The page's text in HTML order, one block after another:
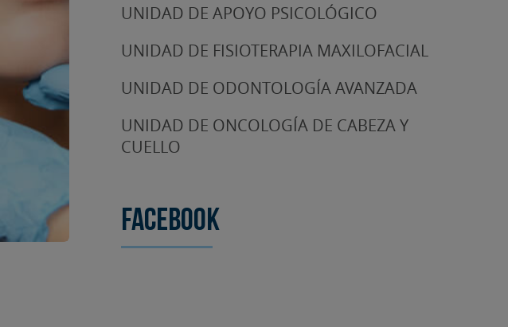
UNIDAD DE APOYO PSICOLÓGICO
UNIDAD DE FISIOTERAPIA MAXILOFACIAL
UNIDAD DE ODONTOLOGÍA AVANZADA
UNIDAD DE ONCOLOGÍA DE CABEZA Y
CUELLO
Facebook